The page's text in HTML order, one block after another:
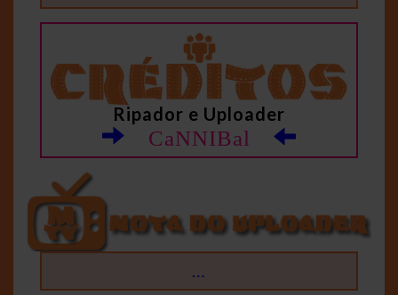
Ripador e Uploader
CaNNIBal
…